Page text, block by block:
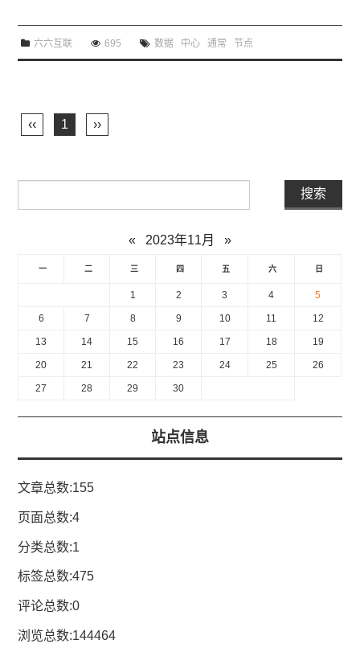
六六互联 695 数据 中心 通常 节点
‹‹ 1 ››
« 2023年11月 »
一 二 三 四 五 六 日
1 2 3 4 5
6 7 8 9 10 11 12
13 14 15 16 17 18 19
20 21 22 23 24 25 26
27 28 29 30
站点信息
文章总数:155
页面总数:4
分类总数:1
标签总数:475
评论总数:0
浏览总数:144464